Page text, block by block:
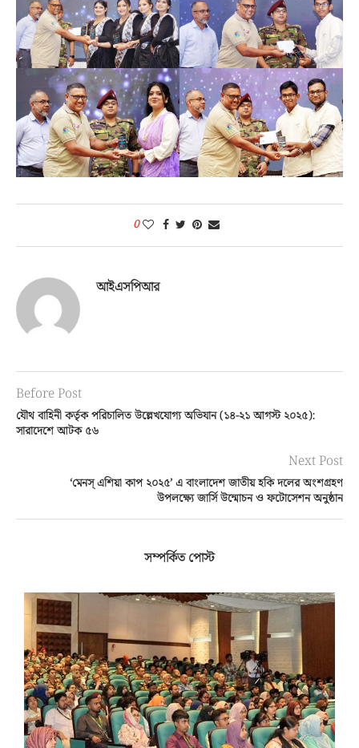
0
আইএসপিআর
Before Post
যৌথ বাহিনী কর্তৃক পরিচালিত উল্লেখযোগ্য অভিযান (১৪-২১ আগস্ট ২০২৫):
সারাদেশে আটক ৫৬
Next Post
‘মেনস্ এশিয়া কাপ ২০২৫’ এ বাংলাদেশ জাতীয় হকি দলের অংশগ্রহণ
উপলক্ষ্যে জার্সি উন্মোচন ও ফটোসেশন অনুষ্ঠান
সম্পর্কিত পোস্ট